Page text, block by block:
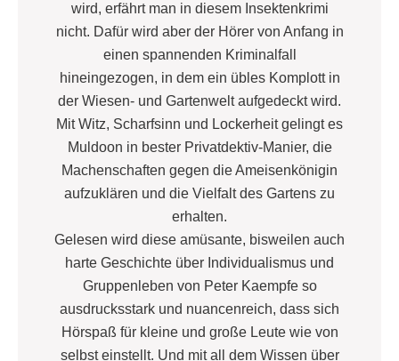
wird, erfährt man in diesem Insektenkrimi
nicht. Dafür wird aber der Hörer von Anfang in
einen spannenden Kriminalfall
hineingezogen, in dem ein übles Komplott in
der Wiesen- und Gartenwelt aufgedeckt wird.
Mit Witz, Scharfsinn und Lockerheit gelingt es
Muldoon in bester Privatdektiv-Manier, die
Machenschaften gegen die Ameisenkönigin
aufzuklären und die Vielfalt des Gartens zu
erhalten.
Gelesen wird diese amüsante, bisweilen auch
harte Geschichte über Individualismus und
Gruppenleben von Peter Kaempfe so
ausdrucksstark und nuancenreich, dass sich
Hörspaß für kleine und große Leute wie von
selbst einstellt. Und mit all dem Wissen über